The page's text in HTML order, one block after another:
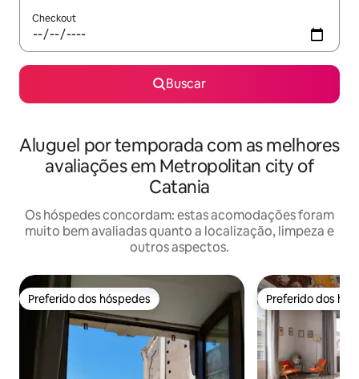
Checkout
Buscar
Aluguel por temporada com as melhores
avaliações em Metropolitan city of
Catania
Os hóspedes concordam: estas acomodações foram
muito bem avaliadas quanto a localização, limpeza e
outros aspectos.
Preferido dos hóspedes
Preferido dos hóspedes Preferido dos
Preferido dos